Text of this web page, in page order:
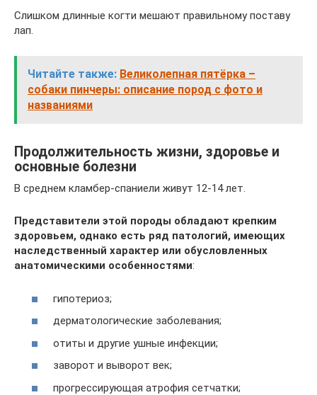
Слишком длинные когти мешают правильному поставу
лап.
Читайте также: Великолепная пятёрка –
собаки пинчеры: описание пород с фото и
названиями
Продолжительность жизни, здоровье и
основные болезни
В среднем кламбер-спаниели живут 12-14 лет.
Представители этой породы обладают крепким
здоровьем, однако есть ряд патологий, имеющих
наследственный характер или обусловленных
анатомическими особенностями:
гипотериоз;
дерматологические заболевания;
отиты и другие ушные инфекции;
заворот и выворот век;
прогрессирующая атрофия сетчатки;